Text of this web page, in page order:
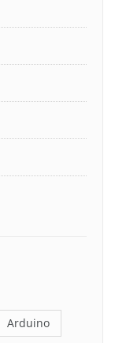
Arduino